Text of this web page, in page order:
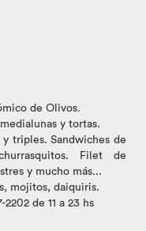
de Olivos.
y tortas.
y triples. Sandwiches de
Filet de
y mucho más...
mojitos, daiquiris.
de 11 a 23 hs